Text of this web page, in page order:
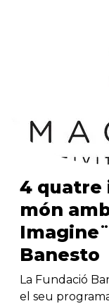
4 quatre
món
Banesto
La Fundació
el seu